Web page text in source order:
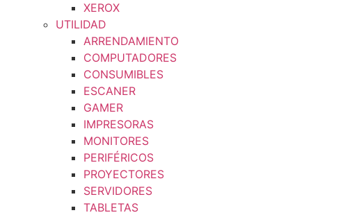
XEROX
UTILIDAD
ARRENDAMIENTO
COMPUTADORES
CONSUMIBLES
ESCANER
GAMER
IMPRESORAS
MONITORES
PERIFÉRICOS
PROYECTORES
SERVIDORES
TABLETAS